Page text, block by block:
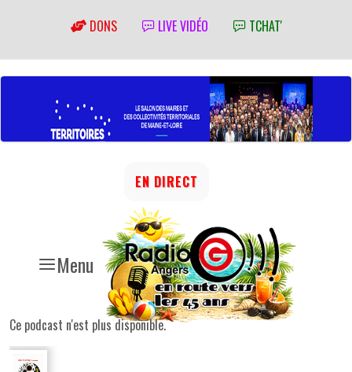
DONS LIVE VIDÉO TCHAT'
Menu
EN DIRECT
Ce podcast n'est plus disponible.